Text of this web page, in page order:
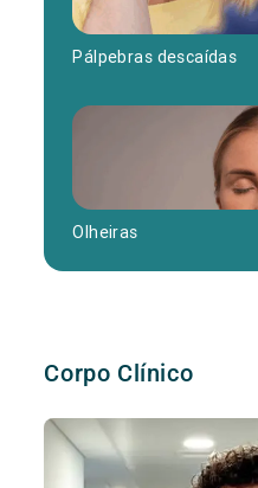
Pálpebras descaídas
Olheiras
Corpo Clínico